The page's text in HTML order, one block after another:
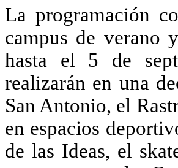
La programación
campus de verano
hasta el 5 de
realizarán en una
San Antonio, el
en espacios
de las Ideas, el